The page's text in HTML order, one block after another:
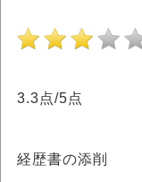
3.3点/5点
経歴書の添削